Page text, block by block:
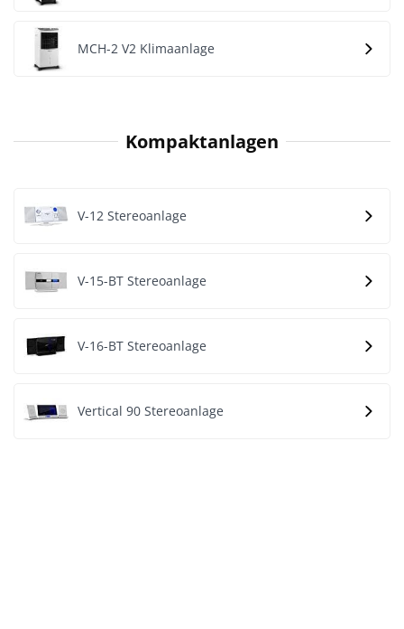
MCH-2 V2 Klimaanlage
Kompaktanlagen
V-12 Stereoanlage
V-15-BT Stereoanlage
V-16-BT Stereoanlage
Vertical 90 Stereoanlage